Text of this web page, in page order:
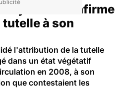
la justice confirme
à son
l'attribution de la tutelle
dans un état végétatif
en 2008, à son
que contestaient les